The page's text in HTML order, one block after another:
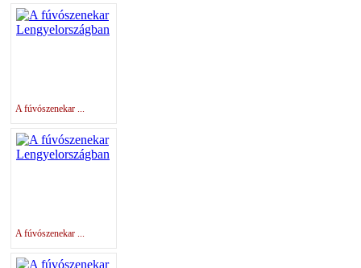
A fúvószenekar ...
A fúvószenekar ...